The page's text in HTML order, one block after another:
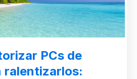
PCs de
ralentizarlos: